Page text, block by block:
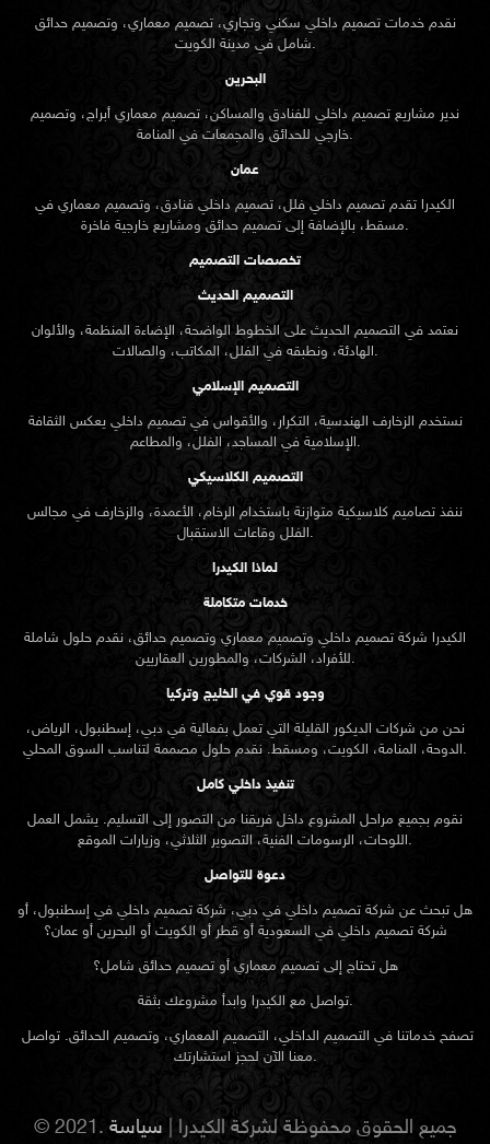
نقدم خدمات تصميم داخلي سكني وتجاري، تصميم معماري، وتصميم حدائق
شامل في مدينة الكويت.
البحرين
ندير مشاريع تصميم داخلي للفنادق والمساكن، تصميم معماري أبراج، وتصميم
خارجي للحدائق والمجمعات في المنامة.
عمان
الكيدرا تقدم تصميم داخلي فلل، تصميم داخلي فنادق، وتصميم معماري في
مسقط، بالإضافة إلى تصميم حدائق ومشاريع خارجية فاخرة.
تخصصات التصميم
التصميم الحديث
نعتمد في التصميم الحديث على الخطوط الواضحة، الإضاءة المنظمة، والألوان
الهادئة، ونطبقه في الفلل، المكاتب، والصالات.
التصميم الإسلامي
نستخدم الزخارف الهندسية، التكرار، والأقواس في تصميم داخلي يعكس الثقافة
الإسلامية في المساجد، الفلل، والمطاعم.
التصميم الكلاسيكي
ننفذ تصاميم كلاسيكية متوازنة باستخدام الرخام، الأعمدة، والزخارف في مجالس
الفلل وقاعات الاستقبال.
لماذا الكيدرا
خدمات متكاملة
الكيدرا شركة تصميم داخلي وتصميم معماري وتصميم حدائق، نقدم حلول شاملة
للأفراد، الشركات، والمطورين العقاريين.
وجود قوي في الخليج وتركيا
نحن من شركات الديكور القليلة التي تعمل بفعالية في دبي، إسطنبول، الرياض،
الدوحة، المنامة، الكويت، ومسقط. نقدم حلول مصممة لتناسب السوق المحلي.
تنفيذ داخلي كامل
نقوم بجميع مراحل المشروع داخل فريقنا من التصور إلى التسليم. يشمل العمل
اللوحات، الرسومات الفنية، التصوير الثلاثي، وزيارات الموقع.
دعوة للتواصل
هل تبحث عن شركة تصميم داخلي في دبي، شركة تصميم داخلي في إسطنبول، أو
شركة تصميم داخلي في السعودية أو قطر أو الكويت أو البحرين أو عمان؟
هل تحتاج إلى تصميم معماري أو تصميم حدائق شامل؟
تواصل مع الكيدرا وابدأ مشروعك بثقة.
معنا الآن لحجز استشارتك.
© 2021. جميع الحقوق محفوظة لشركة الكيدرا | سياسة